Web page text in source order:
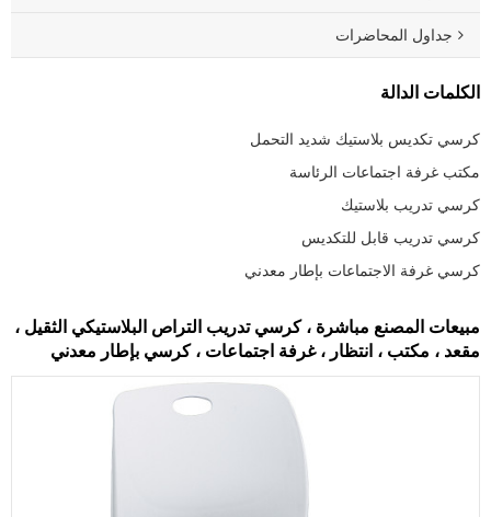
جداول المحاضرات
الكلمات الدالة
كرسي تكديس بلاستيك شديد التحمل
مكتب غرفة اجتماعات الرئاسة
كرسي تدريب بلاستيك
كرسي تدريب قابل للتكديس
كرسي غرفة الاجتماعات بإطار معدني
مبيعات المصنع مباشرة ، كرسي تدريب التراص البلاستيكي الثقيل ،
مقعد ، مكتب ، انتظار ، غرفة اجتماعات ، كرسي بإطار معدني